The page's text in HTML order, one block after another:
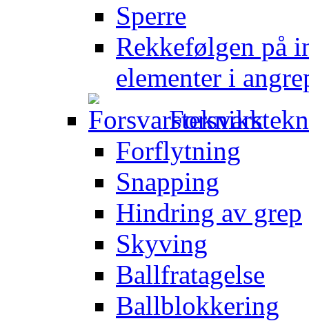
Sperre
Rekkefølgen på
elementer i
Forflytning
Snapping
Hindring av grep
Skyving
Ballfratagelse
Ballblokkering